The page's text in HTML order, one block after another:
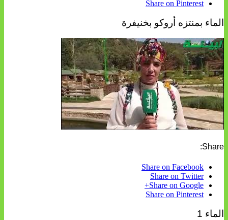
Share on Pinterest
الماء بمنتزه أروكو بخنيفرة
Share:
Share on Facebook
Share on Twitter
Share on Google+
Share on Pinterest
الماء 1